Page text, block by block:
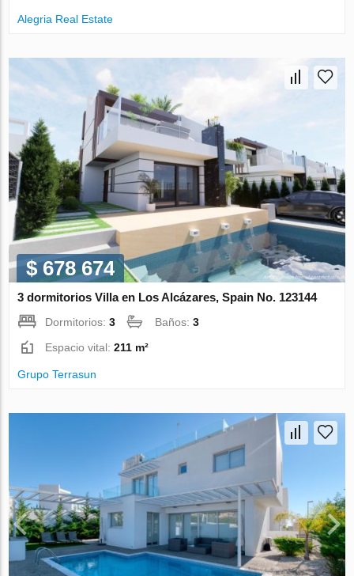
Alegria Real Estate
$ 678 674
3 dormitorios Villa en Los Alcázares, Spain No. 123144
Dormitorios:3 Baños:3
Espacio vital:211 m²
Grupo Terrasun